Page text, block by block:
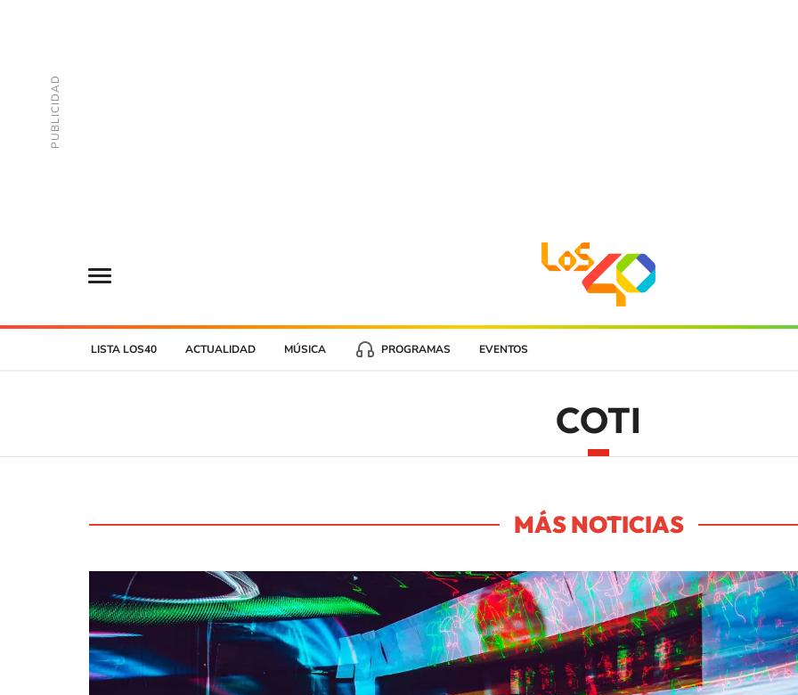
LISTA LOS40 ACTUALIDAD MÚSICA PROGRAMAS EVENTOS
COTI
MÁS NOTICIAS